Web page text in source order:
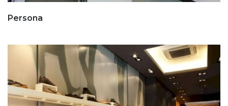
Persona